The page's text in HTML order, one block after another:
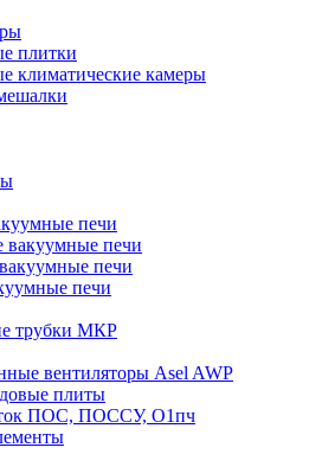
плитки
климатические камеры
печи
вакуумные печи
печи
печи
трубки МКР
вентиляторы Asel AWP
плиты
ПОС, ПОССУ, О1пч